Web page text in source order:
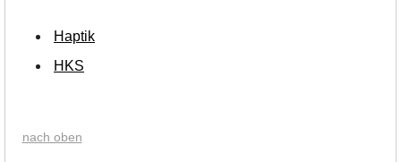
Haptik
HKS
nach oben